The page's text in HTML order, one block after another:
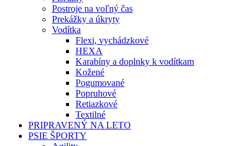
Postroje na voľný čas
Prekážky a úkryty
Vodítka
Flexi, vychádzkové
HEXA
Karabíny a doplnky k vodítkam
Kožené
Pogumované
Popruhové
Retiazkové
Textilné
PRIPRAVENÝ NA LETO
PSIE ŠPORTY